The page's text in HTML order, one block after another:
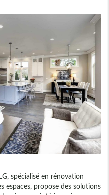
spécialisé en rénovation
espaces, propose des solutions